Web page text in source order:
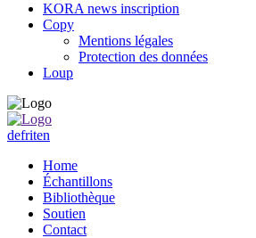
KORA news inscription
Copy
Mentions légales
Protection des données
Loup
defriten
Home
Échantillons
Bibliothèque
Soutien
Contact